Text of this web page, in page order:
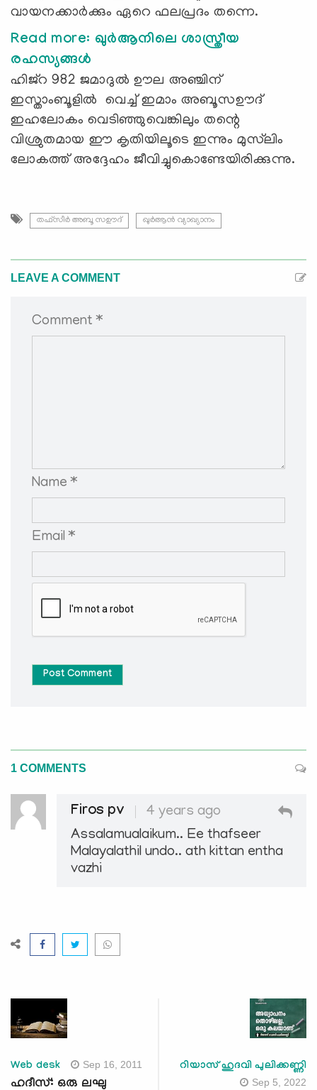
വായനക്കാർക്കും ഏറെ ഫലപ്രദം തന്നെ.
Read more: ഖുര്‍ആനിലെ ശാസ്ത്രീയ
രഹസ്യങ്ങള്‍
ഹിജ്‌റ 982 ജമാദുൽ ഊല അഞ്ചിന്
ഇസ്താംബൂളിൽ വെച്ച് ഇമാം അബൂസഊദ്
ഇഹലോകം വെടിഞ്ഞുവെങ്കിലും തന്റെ
വിശ്രുതമായ ഈ കൃതിയിലൂടെ ഇന്നും മുസ്‍ലിം
ലോകത്ത് അദ്ദേഹം ജീവിച്ചുകൊണ്ടേയിരിക്കുന്നു.
തഫ്സീർ അബൂ സഊദ് ഖുര്‍ആന്‍ വ്യാഖ്യാനം
LEAVE A COMMENT
Comment *
Name *
Email *
Post Comment
1 COMMENTS
Firos pv
4 years ago
Assalamualaikum.. Ee thafseer
Malayalathil undo.. ath kittan entha
vazhi
Web desk Sep 16, 2011
ഹദീസ്: ഒരു ലഘു
റിയാസ് ഹുദവി പുലിക്കണ്ണി
Sep 5, 2022